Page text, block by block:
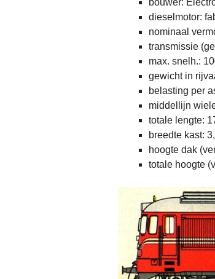
bouwer:
dieselmotor:
nominaal
transmissie
max. snelh.:
gewicht in
belasting per
middellijn
totale lengte:
breedte kast:
hoogte dak
totale hoogte